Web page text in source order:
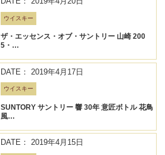
ウイスキー
ザ・エッセンス・オブ・サントリー 山崎 200
5・…
DATE： 2019年4月17日
ウイスキー
SUNTORY サントリー 響 30年 意匠ボトル 花鳥
風…
DATE： 2019年4月15日